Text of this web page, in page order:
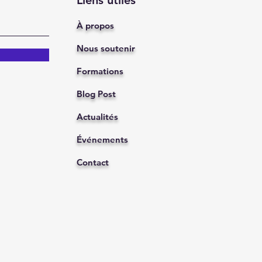
À propos
Nous soutenir
Formations
Blog Post
Actualités
Événements
Contact